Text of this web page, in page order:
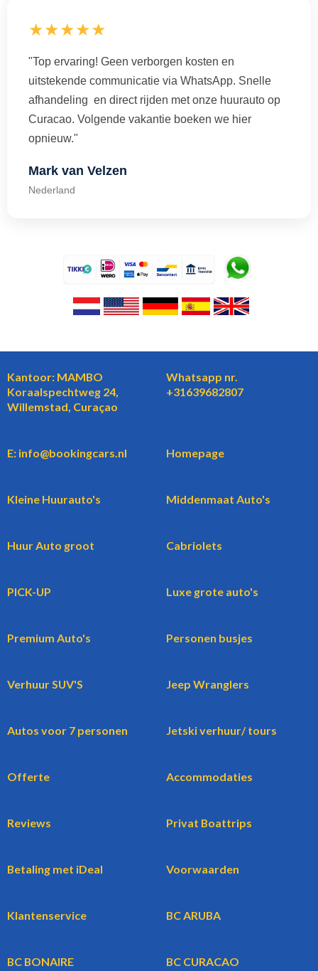
★★★★★
"Top ervaring! Geen verborgen kosten en
uitstekende communicatie via WhatsApp. Snelle
afhandeling en direct rijden met onze huurauto op
Curacao. Volgende vakantie boeken we hier
opnieuw."
Mark van Velzen
Nederland
Kantoor: MAMBO
Koraalspechtweg 24,
Willemstad, Curaçao
Whatsapp nr.
+31639682807
E: info@bookingcars.nl Homepage
Kleine Huurauto's Middenmaat Auto's
Huur Auto groot Cabriolets
PICK-UP Luxe grote auto's
Premium Auto's Personen busjes
Verhuur SUV'S Jeep Wranglers
Autos voor 7 personen Jetski verhuur/ tours
Offerte Accommodaties
Reviews Privat Boattrips
Betaling met iDeal Voorwaarden
Klantenservice BC ARUBA
BC BONAIRE BC CURACAO